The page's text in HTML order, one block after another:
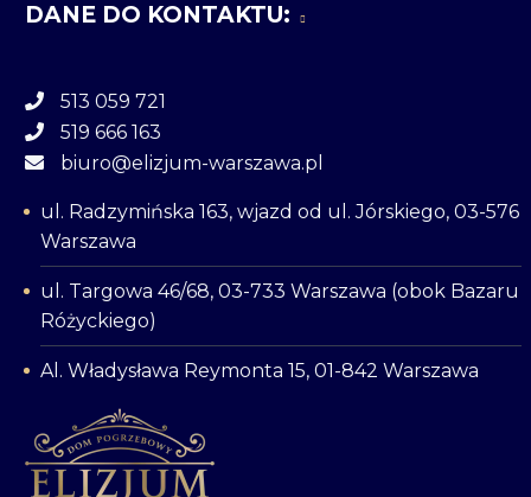
DANE DO KONTAKTU:
513 059 721
519 666 163
biuro@elizjum-warszawa.pl
ul. Radzymińska 163, wjazd od ul. Jórskiego, 03-576
Warszawa
ul. Targowa 46/68, 03-733 Warszawa (obok Bazaru
Różyckiego)
Al. Władysława Reymonta 15, 01-842 Warszawa